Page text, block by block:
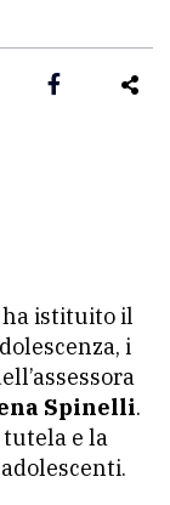
ha istituito il
i
Spinelli.
tutela e la